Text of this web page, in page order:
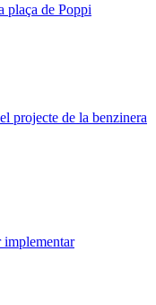
plaça de Poppi
projecte de la benzinera